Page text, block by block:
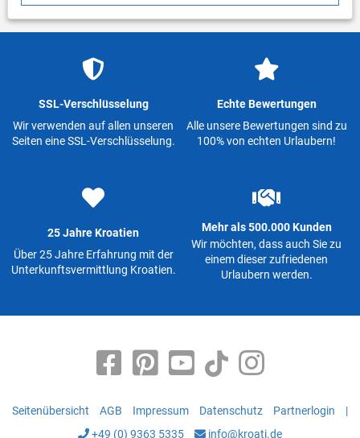
SSL-Verschlüsselung
Wir verwenden auf allen unseren
Seiten eine SSL-Verschlüsselung.
Echte Bewertungen
Alle unsere Bewertungen sind zu
100% von echten Urlaubern!
25 Jahre Kroatien
Über 25 Jahre Erfahrung mit der
Unterkunftsvermittlung Kroatien.
Mehr als 500.000 Kunden
Wir möchten, dass auch Sie zu
einem dieser zufriedenen
Urlaubern werden.
Seitenübersicht AGB Impressum Datenschutz Partnerlogin
|
+49 (0) 9363 5335
info@kroati.de